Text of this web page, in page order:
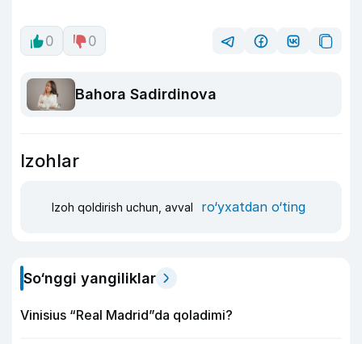
0 0
Bahora Sadirdinova
Izohlar
Izoh qoldirish uchun, avval ro‘yxatdan o‘ting
So‘nggi yangiliklar
Vinisius “Real Madrid”da qoladimi?